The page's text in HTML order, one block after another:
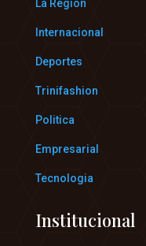
La Region
Internacional
Deportes
Trinifashion
Politica
Empresarial
Tecnologia
Institucional